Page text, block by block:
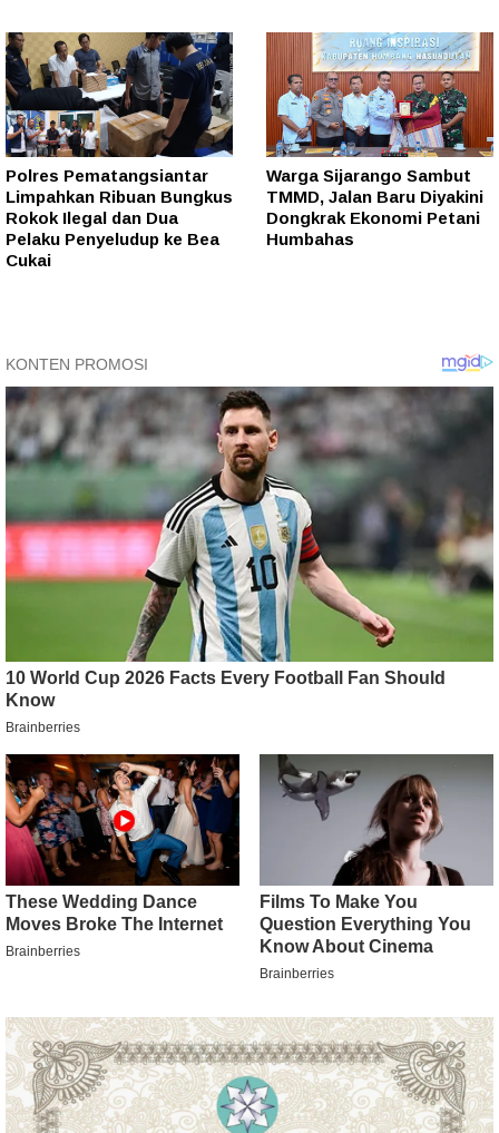
Polres Pematangsiantar
Limpahkan Ribuan Bungkus
Rokok Ilegal dan Dua
Pelaku Penyeludup ke Bea
Cukai
Warga Sijarango Sambut
TMMD, Jalan Baru Diyakini
Dongkrak Ekonomi Petani
Humbahas